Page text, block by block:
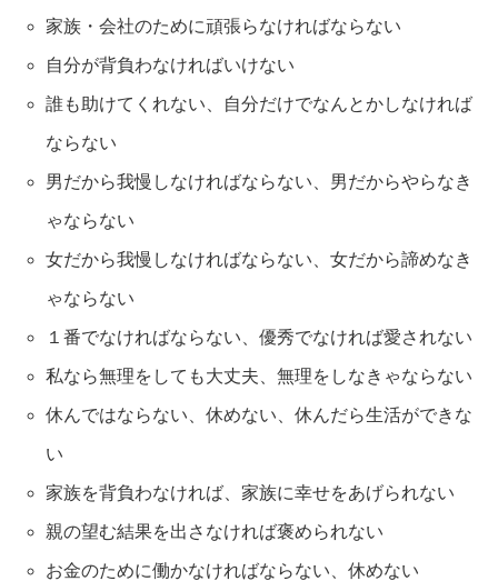
家族・会社のために頑張らなければならない
自分が背負わなければいけない
誰も助けてくれない、自分だけでなんとかしなければ
ならない
男だから我慢しなければならない、男だからやらなき
ゃならない
女だから我慢しなければならない、女だから諦めなき
ゃならない
１番でなければならない、優秀でなければ愛されない
私なら無理をしても大丈夫、無理をしなきゃならない
休んではならない、休めない、休んだら生活ができな
い
家族を背負わなければ、家族に幸せをあげられない
親の望む結果を出さなければ褒められない
お金のために働かなければならない、休めない